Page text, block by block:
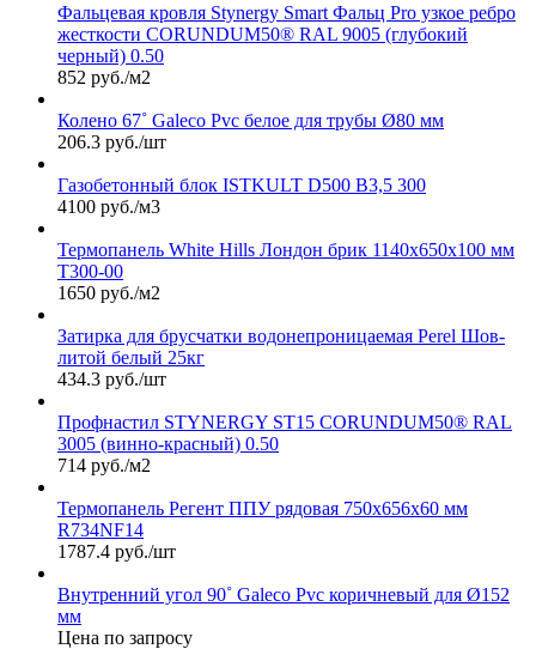
Фальцевая кровля Stynergy Smart Фальц Pro узкое ребро
жесткости CORUNDUM50® RAL 9005 (глубокий
черный) 0.50
852 руб./м2
Колено 67˚ Galeco Pvc белое для трубы Ø80 мм
206.3 руб./шт
Газобетонный блок ISTKULT D500 B3,5 300
4100 руб./м3
Термопанель White Hills Лондон брик 1140х650х100 мм
Т300-00
1650 руб./м2
Затирка для брусчатки водонепроницаемая Perel Шов-
литой белый 25кг
434.3 руб./шт
Профнастил STYNERGY ST15 CORUNDUM50® RAL
3005 (винно-красный) 0.50
714 руб./м2
Термопанель Регент ППУ рядовая 750х656х60 мм
R734NF14
1787.4 руб./шт
Внутренний угол 90˚ Galeco Pvc коричневый для Ø152
мм
Цена по запросу